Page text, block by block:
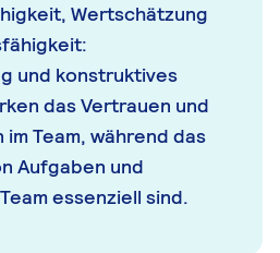
Wertschätzung
und konstruktives
das Vertrauen und
Team, während das
Aufgaben und
essenziell sind.